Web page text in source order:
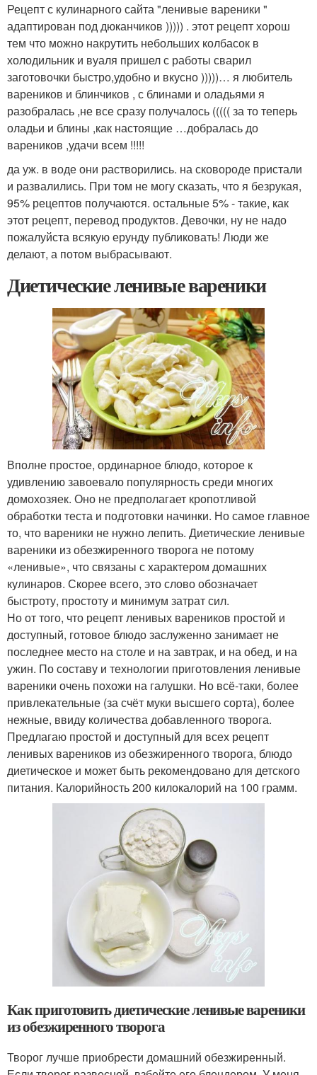
Рецепт с кулинарного сайта "ленивые вареники "
адаптирован под дюканчиков ))))) . этот рецепт хорош
тем что можно накрутить небольших колбасок в
холодильник и вуаля пришел с работы сварил
заготовочки быстро,удобно и вкусно )))))… я любитель
вареников и блинчиков , с блинами и оладьями я
разобралась ,не все сразу получалось ((((( за то теперь
оладьи и блины ,как настоящие …добралась до
вареников ,удачи всем !!!!!
да уж. в воде они растворились. на сковороде пристали
и развалились. При том не могу сказать, что я безрукая,
95% рецептов получаются. остальные 5% - такие, как
этот рецепт, перевод продуктов. Девочки, ну не надо
пожалуйста всякую ерунду публиковать! Люди же
делают, а потом выбрасывают.
Диетические ленивые вареники
Вполне простое, ординарное блюдо, которое к
удивлению завоевало популярность среди многих
домохозяек. Оно не предполагает кропотливой
обработки теста и подготовки начинки. Но самое главное
то, что вареники не нужно лепить. Диетические ленивые
вареники из обезжиренного творога не потому
«ленивые», что связаны с характером домашних
кулинаров. Скорее всего, это слово обозначает
быстроту, простоту и минимум затрат сил.
Но от того, что рецепт ленивых вареников простой и
доступный, готовое блюдо заслуженно занимает не
последнее место на столе и на завтрак, и на обед, и на
ужин. По составу и технологии приготовления ленивые
вареники очень похожи на галушки. Но всё-таки, более
привлекательные (за счёт муки высшего сорта), более
нежные, ввиду количества добавленного творога.
Предлагаю простой и доступный для всех рецепт
ленивых вареников из обезжиренного творога, блюдо
диетическое и может быть рекомендовано для детского
питания. Калорийность 200 килокалорий на 100 грамм.
Как приготовить диетические ленивые вареники
из обезжиренного творога
Творог лучше приобрести домашний обезжиренный.